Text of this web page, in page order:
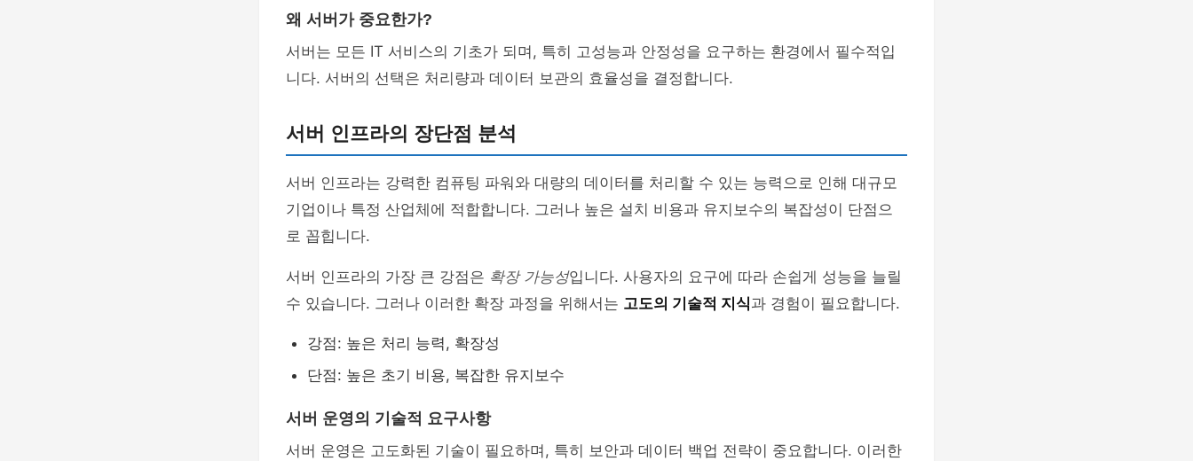
왜 서버가 중요한가?
서버는 모든 IT 서비스의 기초가 되며, 특히 고성능과 안정성을 요구하는 환경에서 필수적입
니다. 서버의 선택은 처리량과 데이터 보관의 효율성을 결정합니다.
서버 인프라의 장단점 분석
서버 인프라는 강력한 컴퓨팅 파워와 대량의 데이터를 처리할 수 있는 능력으로 인해 대규모
기업이나 특정 산업체에 적합합니다. 그러나 높은 설치 비용과 유지보수의 복잡성이 단점으
로 꼽힙니다.
서버 인프라의 가장 큰 강점은 확장 가능성입니다. 사용자의 요구에 따라 손쉽게 성능을 늘릴
수 있습니다. 그러나 이러한 확장 과정을 위해서는 고도의 기술적 지식과 경험이 필요합니다.
강점: 높은 처리 능력, 확장성
단점: 높은 초기 비용, 복잡한 유지보수
서버 운영의 기술적 요구사항
서버 운영은 고도화된 기술이 필요하며, 특히 보안과 데이터 백업 전략이 중요합니다. 이러한